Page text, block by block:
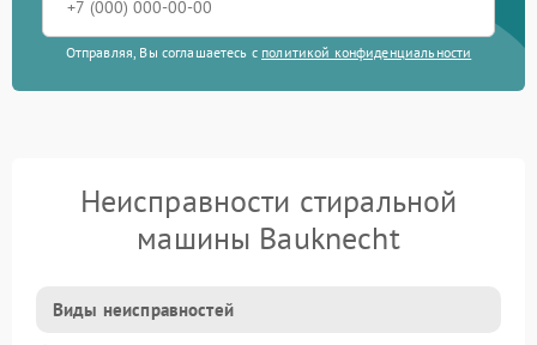
Отправляя, Вы соглашаетесь с политикой конфиденциальности
Неисправности стиральной
машины Bauknecht
Виды неисправностей